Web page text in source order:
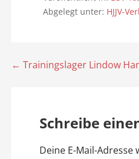
Abgelegt unter: HJJV-
B
← Trainingslager Lindow
Schreibe
Deine E-Mail-